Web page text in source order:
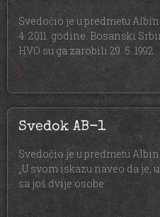
Svedočio je u predmetu
4. 2011. godine. Bosanski
HVO su ga zarobili 29. 5. 1992.
»
Svedok AB-1
Svedočio je u predmetu
„U svom iskazu naveo da je,
sa još dvije osobe
»